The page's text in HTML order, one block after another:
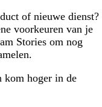
of nieuwe dienst?
voorkeuren van je
Stories om nog
kom hoger in de